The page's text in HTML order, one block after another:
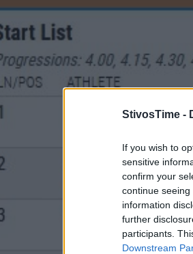
StivosTime -
If you wish to
sensitive
confirm your
continue
information
further
participants.
Downstream